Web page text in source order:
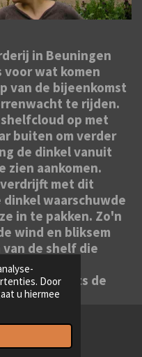
Door
u hiermee
in Beuningen
wat komen
van de bijeenkomst
te rijden.
op met
buiten om verder
de dinkel vanuit
zien aankomen.
met dit
waarschuwde
in te pakken. Zo'n
wind en bliksem
van de shelf die
Rechts de